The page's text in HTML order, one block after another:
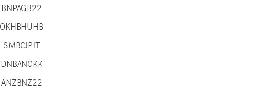
BNPAGB22
OKHBHUHB
SMBCJPJT
DNBANOKK
ANZBNZ22